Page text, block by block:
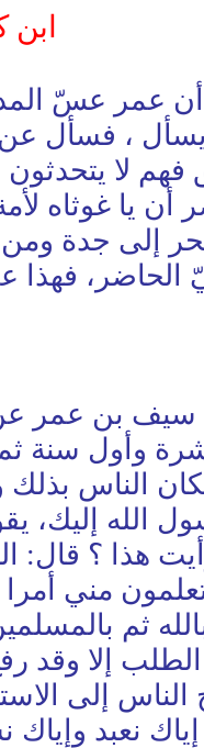
وقد روينا أن
يسأل ، فسأل
لا
يا غوثاه
إلى جدة ومن
الحاضر،
سيف بن
وأول سنة
الناس
الله إليك،
هذا ؟ قال:
مني
بالله ثم
إلا وقد
الناس إلى
نعبد